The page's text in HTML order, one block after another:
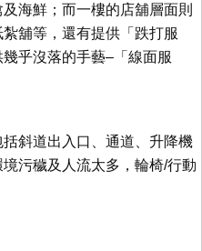
海鮮；而一樓的店舖層面則
舖等，還有提供「跌打服
乎沒落的手藝–「線面服
斜道出入口、通道、升降機
污穢及人流太多，輪椅/行動